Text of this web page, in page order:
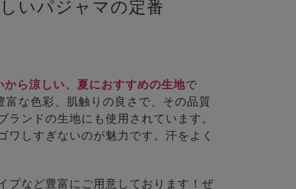
いパジャマの定番
から涼しい、夏におすすめの生地で
な色彩、肌触りの良さで、その品質
ンドの生地にも使用されています。
しすぎないのが魅力です。汗をよく
プなど豊富にご用意しております！ぜ